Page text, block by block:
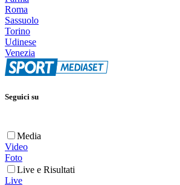
Roma
Sassuolo
Torino
Udinese
Venezia
Seguici su
Media
Video
Foto
Live e Risultati
Live